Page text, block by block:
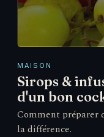
MAISON
Sirops &
d'un bon
Comment préparer
la différence.